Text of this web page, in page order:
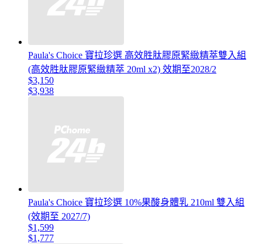
Paula's Choice 寶拉珍選 高效胜肽膠原緊緻精萃雙入組
(高效胜肽膠原緊緻精萃 20ml x2) 效期至2028/2
$3,150
$3,938
Paula's Choice 寶拉珍選 10%果酸身體乳 210ml 雙入組
(效期至 2027/7)
$1,599
$1,777